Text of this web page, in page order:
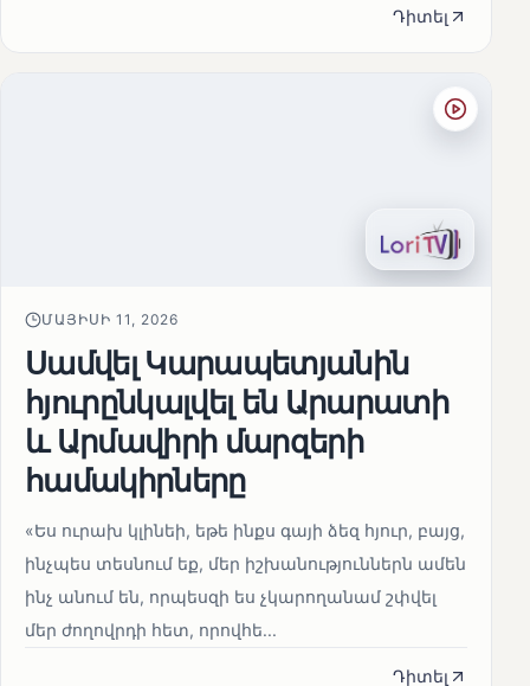
Դիտել
ՄԱՅԻՍԻ 11, 2026
Սամվել Կարապետյանին
հյուրընկալվել են Արարատի
և Արմավիրի մարզերի
համակիրները
«Ես ուրախ կլինեի, եթե ինքս գայի ձեզ հյուր, բայց,
ինչպես տեսնում եք, մեր իշխանություններն ամեն
ինչ անում են, որպեսզի ես չկարողանամ շփվել
մեր ժողովրդի հետ, որովհե...
Դիտել